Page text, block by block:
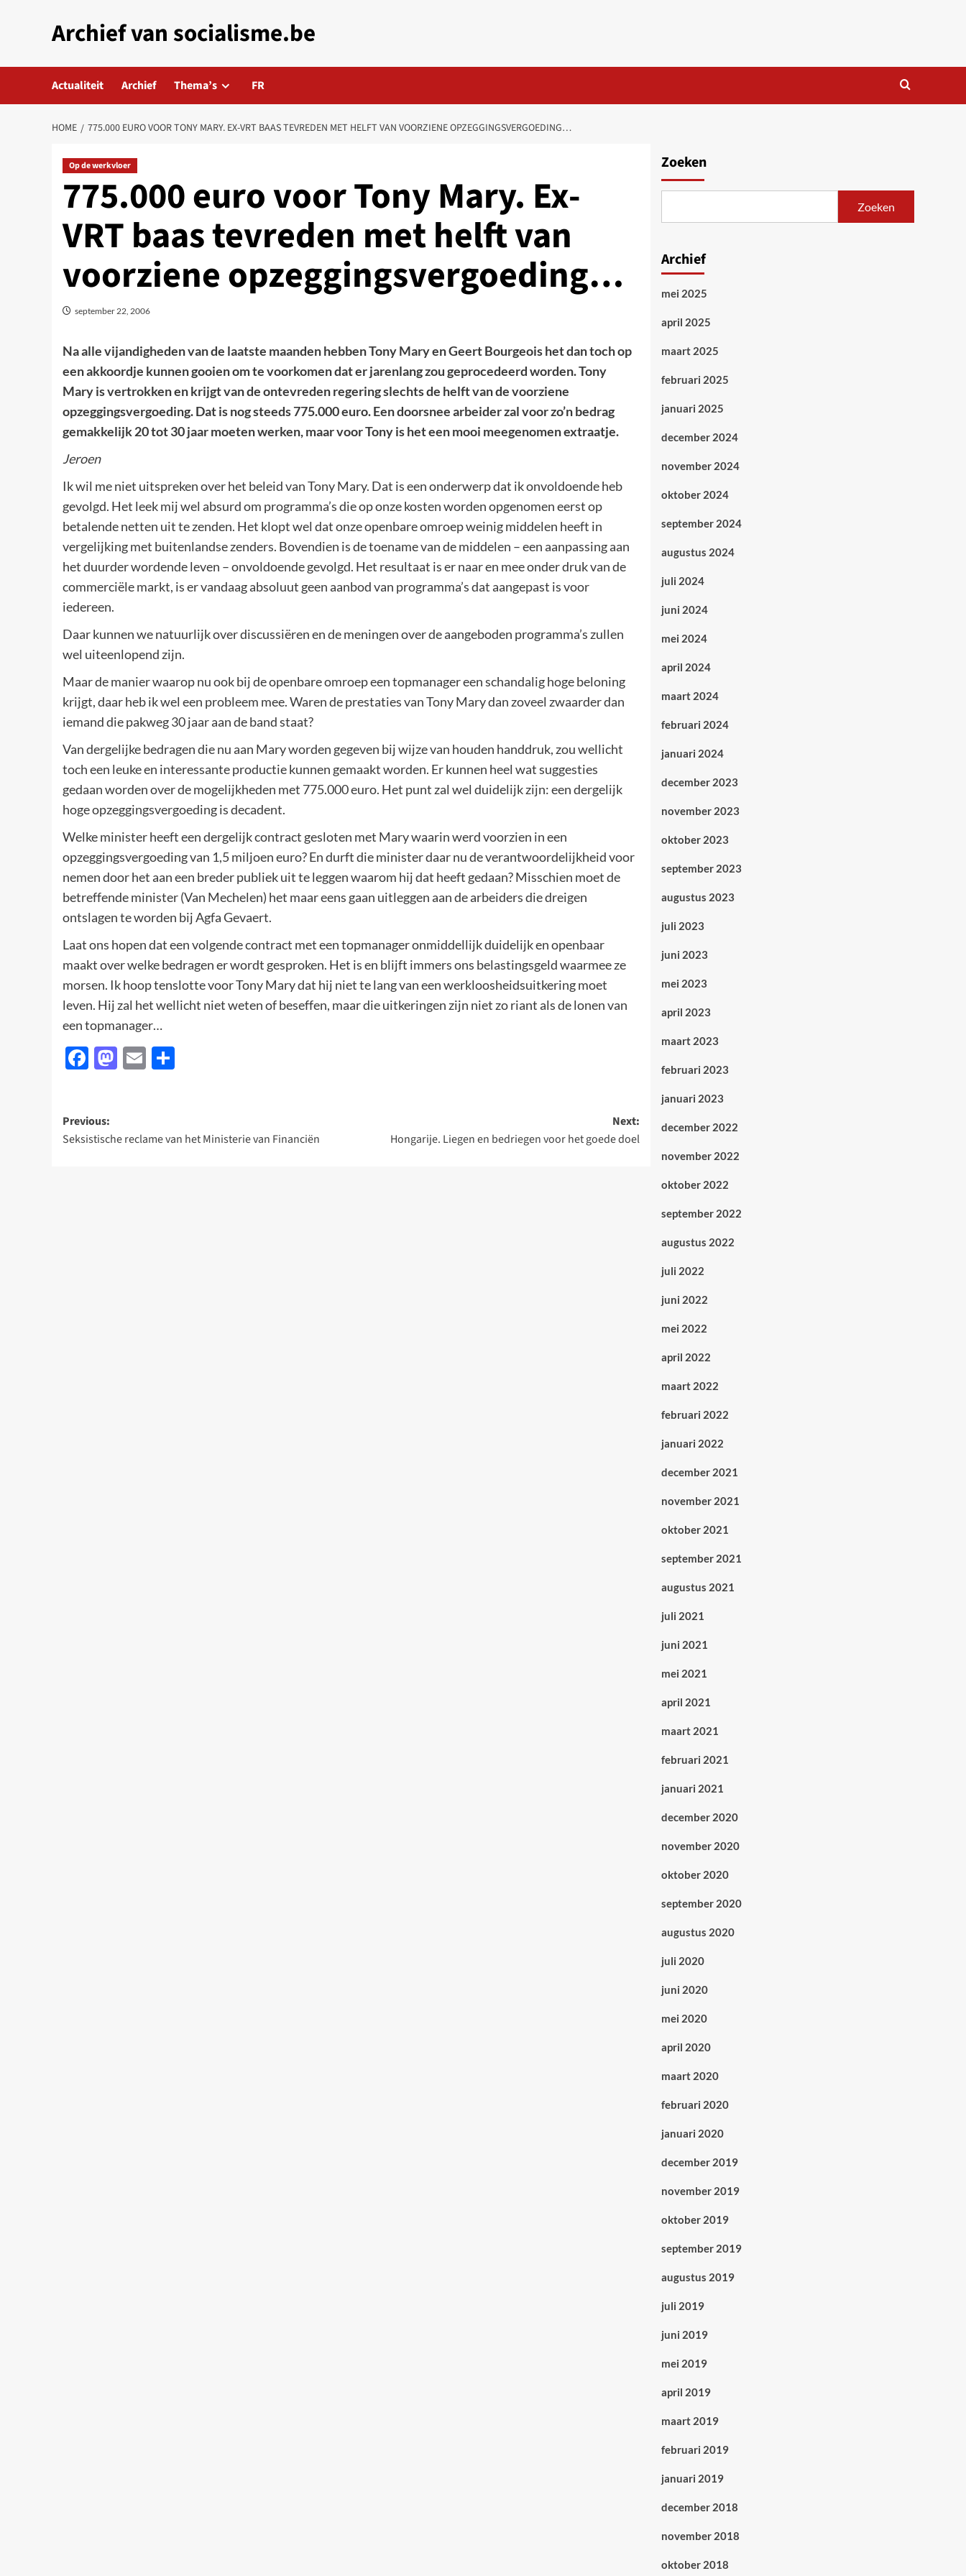
Archief van socialisme.be
Actualiteit Archief Thema’s FR
HOME 775.000 EURO VOOR TONY MARY. EX-VRT BAAS TEVREDEN MET HELFT VAN VOORZIENE OPZEGGINGSVERGOEDING…
Op de werkvloer
775.000 euro voor Tony Mary. Ex-
VRT baas tevreden met helft van
voorziene opzeggingsvergoeding…
september 22, 2006
Na alle vijandigheden van de laatste maanden hebben Tony Mary en Geert Bourgeois het dan toch op
een akkoordje kunnen gooien om te voorkomen dat er jarenlang zou geprocedeerd worden. Tony
Mary is vertrokken en krijgt van de ontevreden regering slechts de helft van de voorziene
opzeggingsvergoeding. Dat is nog steeds 775.000 euro. Een doorsnee arbeider zal voor zo’n bedrag
gemakkelijk 20 tot 30 jaar moeten werken, maar voor Tony is het een mooi meegenomen extraatje.
Jeroen
Ik wil me niet uitspreken over het beleid van Tony Mary. Dat is een onderwerp dat ik onvoldoende heb
gevolgd. Het leek mij wel absurd om programma’s die op onze kosten worden opgenomen eerst op
betalende netten uit te zenden. Het klopt wel dat onze openbare omroep weinig middelen heeft in
vergelijking met buitenlandse zenders. Bovendien is de toename van de middelen – een aanpassing aan
het duurder wordende leven – onvoldoende gevolgd. Het resultaat is er naar en mee onder druk van de
commerciële markt, is er vandaag absoluut geen aanbod van programma’s dat aangepast is voor
iedereen.
Daar kunnen we natuurlijk over discussiëren en de meningen over de aangeboden programma’s zullen
wel uiteenlopend zijn.
Maar de manier waarop nu ook bij de openbare omroep een topmanager een schandalig hoge beloning
krijgt, daar heb ik wel een probleem mee. Waren de prestaties van Tony Mary dan zoveel zwaarder dan
iemand die pakweg 30 jaar aan de band staat?
Van dergelijke bedragen die nu aan Mary worden gegeven bij wijze van houden handdruk, zou wellicht
toch een leuke en interessante productie kunnen gemaakt worden. Er kunnen heel wat suggesties
gedaan worden over de mogelijkheden met 775.000 euro. Het punt zal wel duidelijk zijn: een dergelijk
hoge opzeggingsvergoeding is decadent.
Welke minister heeft een dergelijk contract gesloten met Mary waarin werd voorzien in een
opzeggingsvergoeding van 1,5 miljoen euro? En durft die minister daar nu de verantwoordelijkheid voor
nemen door het aan een breder publiek uit te leggen waarom hij dat heeft gedaan? Misschien moet de
betreffende minister (Van Mechelen) het maar eens gaan uitleggen aan de arbeiders die dreigen
ontslagen te worden bij Agfa Gevaert.
Laat ons hopen dat een volgende contract met een topmanager onmiddellijk duidelijk en openbaar
maakt over welke bedragen er wordt gesproken. Het is en blijft immers ons belastingsgeld waarmee ze
morsen. Ik hoop tenslotte voor Tony Mary dat hij niet te lang van een werkloosheidsuitkering moet
leven. Hij zal het wellicht niet weten of beseffen, maar die uitkeringen zijn niet zo riant als de lonen van
een topmanager…
Facebook
Mastodon
Email
Post
navigation
Previous:
Seksistische reclame van het Ministerie van Financiën
Next:
Hongarije. Liegen en bedriegen voor het goede doel
Zoeken
Zoeken
Archief
mei 2025
april 2025
maart 2025
februari 2025
januari 2025
december 2024
november 2024
oktober 2024
september 2024
augustus 2024
juli 2024
juni 2024
mei 2024
april 2024
maart 2024
februari 2024
januari 2024
december 2023
november 2023
oktober 2023
september 2023
augustus 2023
juli 2023
juni 2023
mei 2023
april 2023
maart 2023
februari 2023
januari 2023
december 2022
november 2022
oktober 2022
september 2022
augustus 2022
juli 2022
juni 2022
mei 2022
april 2022
maart 2022
februari 2022
januari 2022
december 2021
november 2021
oktober 2021
september 2021
augustus 2021
juli 2021
juni 2021
mei 2021
april 2021
maart 2021
februari 2021
januari 2021
december 2020
november 2020
oktober 2020
september 2020
augustus 2020
juli 2020
juni 2020
mei 2020
april 2020
maart 2020
februari 2020
januari 2020
december 2019
november 2019
oktober 2019
september 2019
augustus 2019
juli 2019
juni 2019
mei 2019
april 2019
maart 2019
februari 2019
januari 2019
december 2018
november 2018
oktober 2018